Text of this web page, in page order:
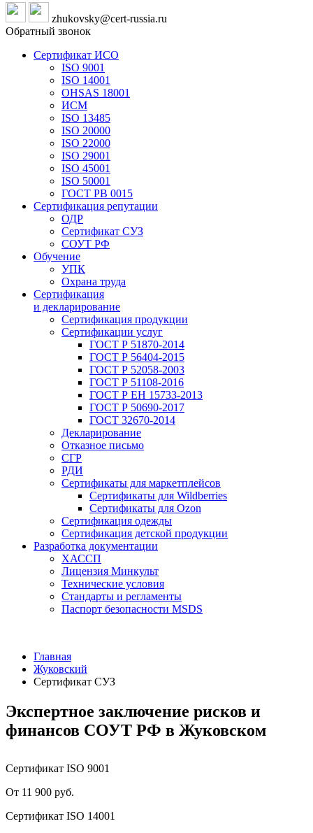
zhukovsky@cert-russia.ru
Обратный звонок
Сертификат ИСО
ISO 9001
ISO 14001
OHSAS 18001
ИСМ
ISO 13485
ISO 20000
ISO 22000
ISO 29001
ISO 45001
ISO 50001
ГОСТ РВ 0015
Сертификация репутации
ОДР
Сертификат СУЗ
СОУТ РФ
Обучение
УПК
Охрана труда
Сертификация
и декларирование
Сертификация продукции
Сертификации услуг
ГОСТ Р 51870-2014
ГОСТ Р 56404-2015
ГОСТ Р 52058-2003
ГОСТ Р 51108-2016
ГОСТ Р ЕН 15733-2013
ГОСТ Р 50690-2017
ГОСТ 32670-2014
Декларирование
Отказное письмо
СГР
РДИ
Сертификаты для маркетплейсов
Сертификаты для Wildberries
Сертификаты для Ozon
Сертификация одежды
Сертификация детской продукции
Разработка документации
ХАССП
Лицензия Минкульт
Технические условия
Стандарты и регламенты
Паспорт безопасности MSDS
Главная
Жуковский
Сертификат СУЗ
Экспертное заключение рисков и
финансов СОУТ РФ в Жуковском
Сертификат ISO 9001
От 11 900 руб.
Сертификат ISO 14001